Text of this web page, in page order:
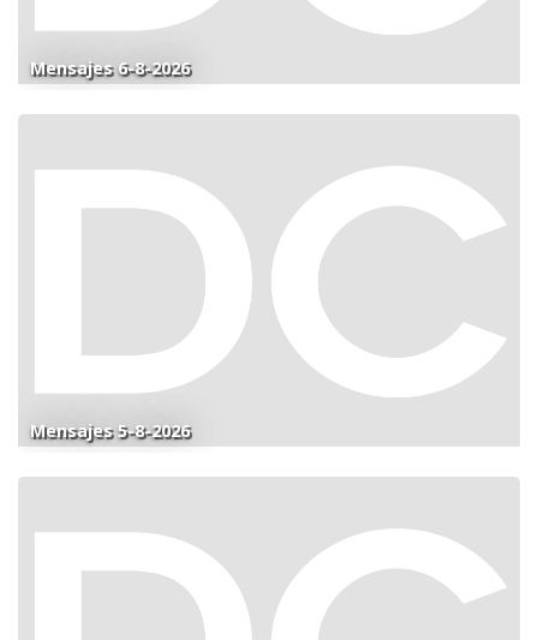
Mensajes 6-8-2026
Mensajes 5-8-2026